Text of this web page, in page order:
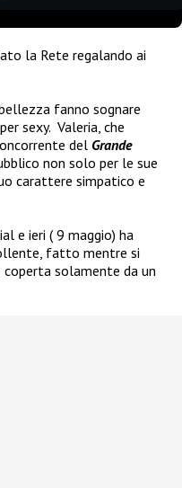
la Rete regalando ai
fanno sognare
sexy. Valeria, che
del Grande
non solo per le sue
carattere simpatico e
e ieri ( 9 maggio) ha
fatto mentre si
solamente da un